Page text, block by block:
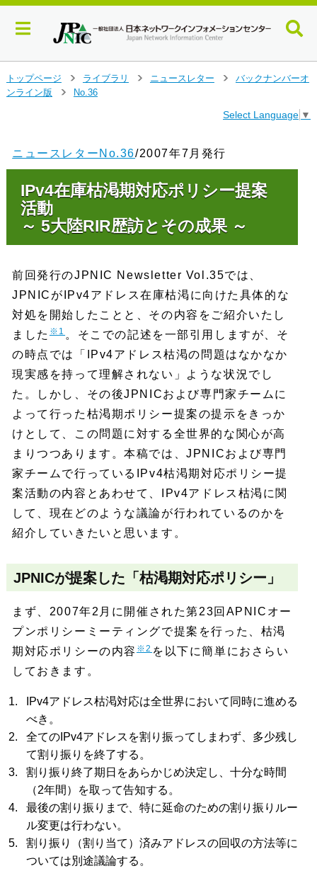
イ
プ
トップページ
>
ライブラリ
ニュースレター
バックナンバーオ
ンライン版
No.36
Select Language ▼
ニュースレターNo.36/2007年7月発行
IPv4在庫枯渇期対応ポリシー提案
活動
～ 5大陸RIR歴訪とその成果 ～
前回発行のJPNIC Newsletter Vol.35では、
JPNICがIPv4アドレス在庫枯渇に向けた具体的な
対処を開始したことと、その内容をご紹介いたし
ました ※1 。そこでの記述を一部引用しますが、そ
の時点では「IPv4アドレス枯渇の問題はなかなか
現実感を持って理解されない」ような状況でし
た。しかし、その後JPNICおよび専門家チームに
よって行った枯渇期ポリシー提案の提示をきっか
けとして、この問題に対する全世界的な関心が高
まりつつあります。本稿では、JPNICおよび専門
家チームで行っているIPv4枯渇期対応ポリシー提
案活動の内容とあわせて、IPv4アドレス枯渇に関
して、現在どのような議論が行われているのかを
紹介していきたいと思います。
JPNICが提案した「枯渇期対応ポリシー」
まず、2007年2月に開催された第23回APNICオー
プンポリシーミーティングで提案を行った、枯渇
期対応ポリシーの内容 ※2 を以下に簡単におさらい
しておきます。
IPv4アドレス枯渇対応は全世界において同時に進める
べき。
全てのIPv4アドレスを割り振ってしまわず、多少残し
て割り振りを終了する。
割り振り終了期日をあらかじめ決定し、十分な時間
（2年間）を取って告知する。
最後の割り振りまで、特に延命のための割り振りルー
ル変更は行わない。
割り振り（割り当て）済みアドレスの回収の方法等に
ついては別途議論する。